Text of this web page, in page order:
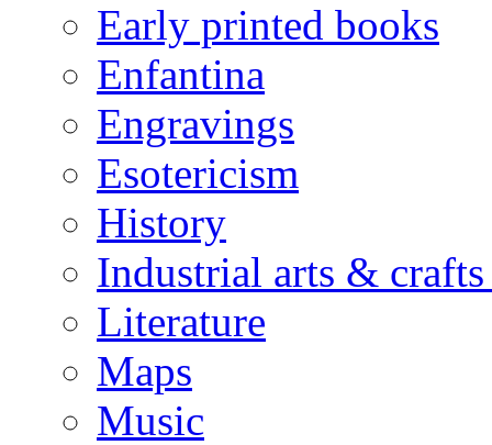
Early printed books
Enfantina
Engravings
Esotericism
History
Industrial arts &
Literature
Maps
Music